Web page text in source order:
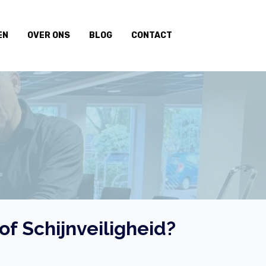
OVER ONS BLOG CONTACT
Schijnveiligheid?